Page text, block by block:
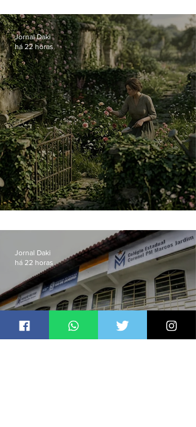
Jornal Daki
há 22 horas
Jornal Daki
há 22 horas